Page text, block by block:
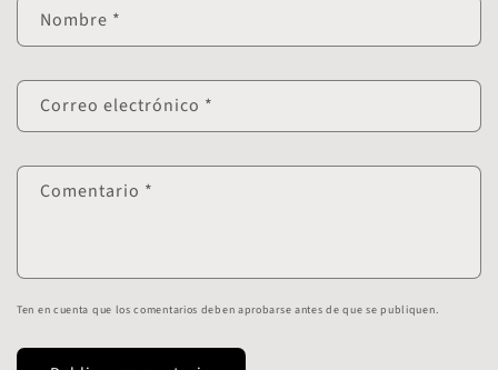
Nombre *
Correo electrónico *
Comentario *
Ten en cuenta que los comentarios deben aprobarse antes de que se publiquen.